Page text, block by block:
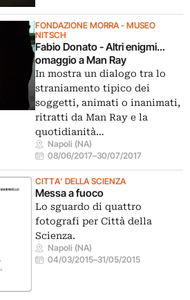
FONDAZIONE MORRA - MUSEO
NITSCH
Fabio Donato - Altri enigmi…
omaggio a Man Ray
In mostra un dialogo tra lo
straniamento tipico dei
soggetti, animati o inanimati,
ritratti da Man Ray e la
quotidianità…
Napoli (NA)
08/06/2017–30/07/2017
CITTA' DELLA SCIENZA
Messa a fuoco
Lo sguardo di quattro
fotografi per Città della
Scienza.
Napoli (NA)
04/03/2015–31/05/2015